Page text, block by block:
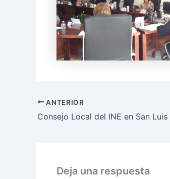
ANTERIOR
Deja una respuesta